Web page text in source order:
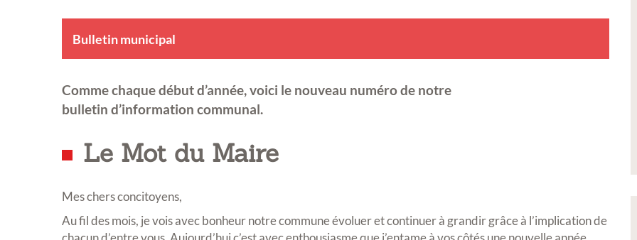
Bulletin municipal
Comme chaque début d’année, voici le nouveau numéro de notre
bulletin d’information communal.
Le Mot du Maire
Mes chers concitoyens,
Au fil des mois, je vois avec bonheur notre commune évoluer et continuer à grandir grâce à l’implication de